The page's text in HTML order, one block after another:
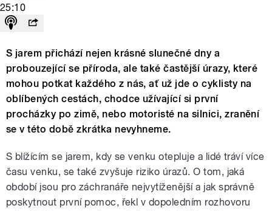
25:10
S jarem přichází nejen krásné slunečné dny a
probouzející se příroda, ale také častější úrazy, které
mohou potkat každého z nás, ať už jde o cyklisty na
oblíbených cestách, chodce užívající si první
procházky po zimě, nebo motoristé na silnici, zranění
se v této době zkrátka nevyhneme.
S blížícím se jarem, kdy se venku otepluje a lidé tráví více
času venku, se také zvyšuje riziko úrazů. O tom, jaká
období jsou pro záchranáře nejvytíženější a jak správně
poskytnout první pomoc, řekl v dopoledním rozhovoru